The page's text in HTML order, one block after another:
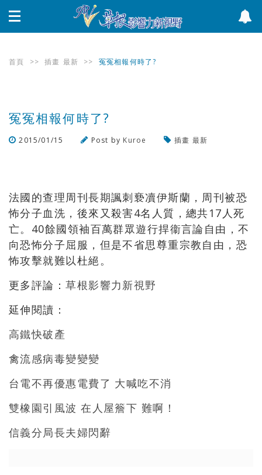
首頁 >> 插畫 最新 >> 冤冤相報何時了?
冤冤相報何時了?
2015/01/15 Post by Kuroe 插畫 最新
法國的查理周刊長期諷刺䙝凟伊斯蘭，周刊被恐
怖分子血洗，後來又殺害4名人質，總共17人死
亡。40餘國領袖百萬群眾遊行捍衞言論自由，不
向恐怖分子屈服，但是不省思尊重宗教自由，恐
怖攻擊就難以杜絕。
更多評論：草根影響力新視野
延伸閱讀：
高鐵快破產
禽流感病毒變變變
台電不再優惠電費了 大喊吃不消
雙橡園引風波 在人屋簷下 難啊！
信義分局長夫婦閃辭